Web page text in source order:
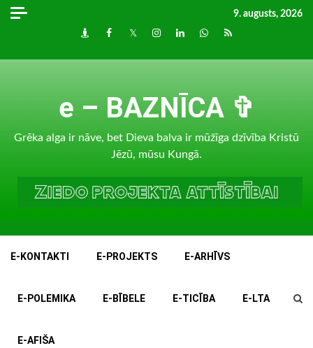
Skip
9. augusts, 2026
DraugiemFacebook
TwitterInstagram
LinkedInwhatsapp
RSS
e – BAZNĪCA ✞
Grēka alga ir nāve, bet Dieva balva ir mūžīga dzīvība Kristū
Jēzū, mūsu Kungā.
E-KONTAKTI E-PROJEKTS E-ARHĪVS
E-POLEMIKA E-BĪBELE E-TICĪBA E-LTA
E-AFIŠA